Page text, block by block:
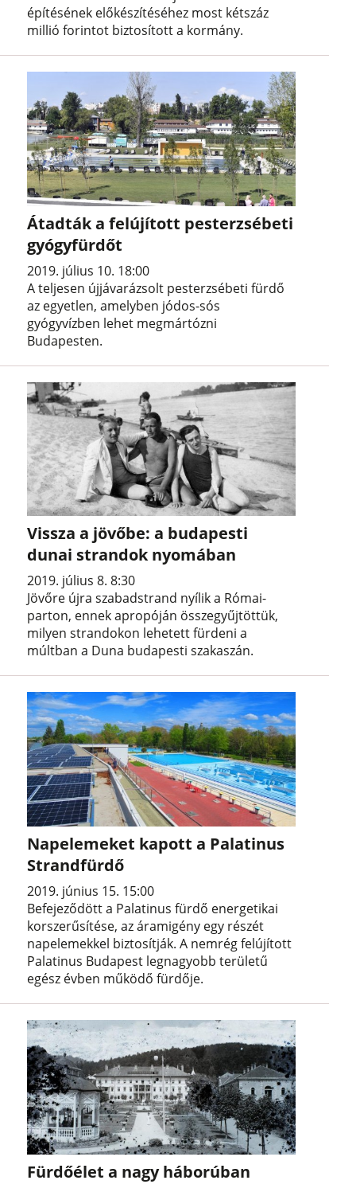
építésének előkészítéséhez most kétszáz
millió forintot biztosított a kormány.
Átadták a felújított pesterzsébeti
gyógyfürdőt
2019. július 10. 18:00
A teljesen újjávarázsolt pesterzsébeti fürdő
az egyetlen, amelyben jódos-sós
gyógyvízben lehet megmártózni
Budapesten.
Vissza a jövőbe: a budapesti
dunai strandok nyomában
2019. július 8. 8:30
Jövőre újra szabadstrand nyílik a Római-
parton, ennek apropóján összegyűjtöttük,
milyen strandokon lehetett fürdeni a
múltban a Duna budapesti szakaszán.
Napelemeket kapott a Palatinus
Strandfürdő
2019. június 15. 15:00
Befejeződött a Palatinus fürdő energetikai
korszerűsítése, az áramigény egy részét
napelemekkel biztosítják. A nemrég felújított
Palatinus Budapest legnagyobb területű
egész évben működő fürdője.
Fürdőélet a nagy háborúban